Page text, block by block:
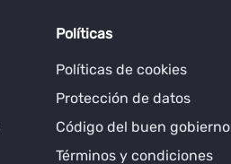
Políticas
Políticas de cookies
Protección de datos
Código del buen gobierno
Términos y condiciones